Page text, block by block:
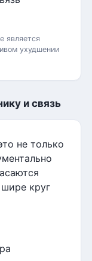
является
ухудшении
и связь
не только
круг